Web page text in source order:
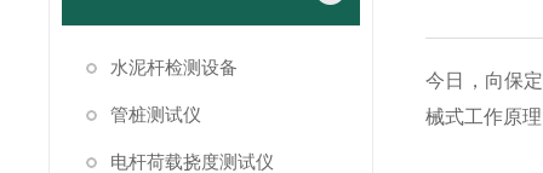
水泥杆检测设备
管桩测试仪
电杆荷载挠度测试仪
今日，向保
械式工作原